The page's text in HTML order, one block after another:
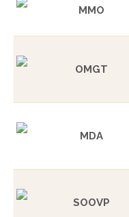
MMO
OMGT
MDA
SOOVP